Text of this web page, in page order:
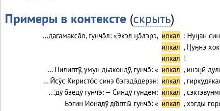
Примеры в контексте(скрыть)
…дагамакса̄л, гунчэ̄л: «Экэл ӈэ̄лэрэ, илкал : Нуӈан
илкал , Ӈӯӈнэ
илкал !
… Пилиптӯ, умун дьакондӯ, гунчэ̄: « илкал , инэӈӣ
… Ӣсӯс Киристо̄с синэ бэгэдэ̄дерэн: илкал ,
…̄дӯ бэедӯ гунчэ̄: — Синдӯ гундем: илкал ,
Бэгин Ионадӯ дю̄пты̄ гунчэ̄: « илкал , хэгды